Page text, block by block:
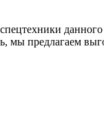
мы предлагаем